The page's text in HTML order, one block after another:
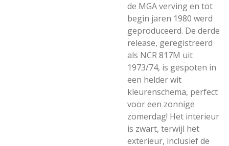
de MGA verving en tot
begin jaren 1980 werd
geproduceerd. De derde
release, geregistreerd
als NCR 817M uit
1973/74, is gespoten in
een helder wit
kleurenschema, perfect
voor een zonnige
zomerdag! Het interieur
is zwart, terwijl het
exterieur, inclusief de